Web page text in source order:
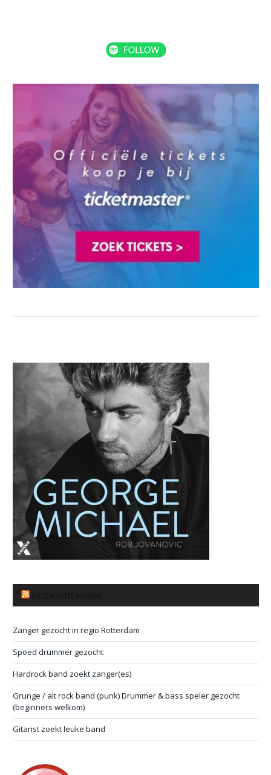
Zanger gezocht in regio Rotterdam
Spoed drummer gezocht
Hardrock band zoekt zanger(es)
Grunge / alt rock band (punk) Drummer & bass speler gezocht
(beginners welkom)
Gitarist zoekt leuke band